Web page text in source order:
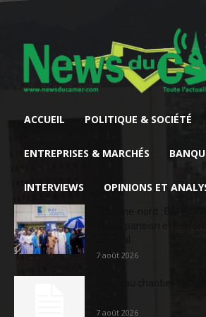
ACCUEIL POLITIQUE & SOCIÉTÉ
ENTREPRISES & MARCHÉS
INTERVIEWS OPINIONS ET
7 août 2026
7 août 2026